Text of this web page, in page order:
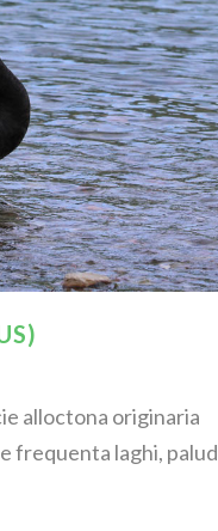
alloctona originaria
frequenta laghi,